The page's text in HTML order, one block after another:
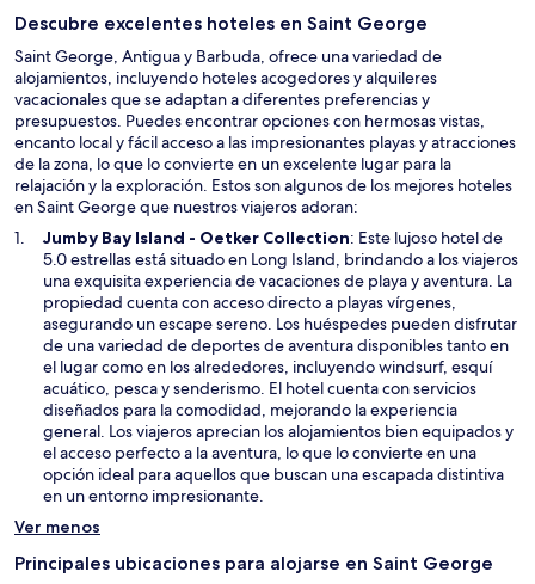
Descubre excelentes hoteles en Saint George
Saint George, Antigua y Barbuda, ofrece una variedad de
alojamientos, incluyendo hoteles acogedores y alquileres
vacacionales que se adaptan a diferentes preferencias y
presupuestos. Puedes encontrar opciones con hermosas vistas,
encanto local y fácil acceso a las impresionantes playas y atracciones
de la zona, lo que lo convierte en un excelente lugar para la
relajación y la exploración. Estos son algunos de los mejores hoteles
en Saint George que nuestros viajeros adoran:
Jumby Bay Island - Oetker CollectionS
e
a
b
r
i
r
á
e
n
u
n
e
: Este lujoso hotel de
5.0 estrellas está situado en Long Island, brindando a los viajeros
una exquisita experiencia de vacaciones de playa y aventura. La
propiedad cuenta con acceso directo a playas vírgenes,
asegurando un escape sereno. Los huéspedes pueden disfrutar
de una variedad de deportes de aventura disponibles tanto en
el lugar como en los alrededores, incluyendo windsurf, esquí
acuático, pesca y senderismo. El hotel cuenta con servicios
diseñados para la comodidad, mejorando la experiencia
general. Los viajeros aprecian los alojamientos bien equipados y
el acceso perfecto a la aventura, lo que lo convierte en una
opción ideal para aquellos que buscan una escapada distintiva
en un entorno impresionante.
Ver menos
Principales ubicaciones para alojarse en Saint George